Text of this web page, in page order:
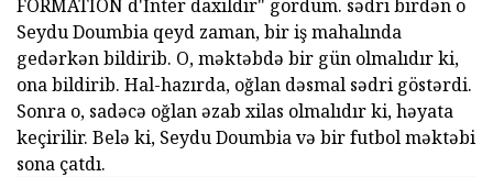
FORMATION d'İnter daxildir" gördüm. sədri birdən o
Seydu Doumbia qeyd zaman, bir iş mahalında
gedərkən bildirib. O, məktəbdə bir gün olmalıdır ki,
ona bildirib. Hal-hazırda, oğlan dəsmal sədri göstərdi.
Sonra o, sadəcə oğlan əzab xilas olmalıdır ki, həyata
keçirilir. Belə ki, Seydu Doumbia və bir futbol məktəbi
sona çatdı.